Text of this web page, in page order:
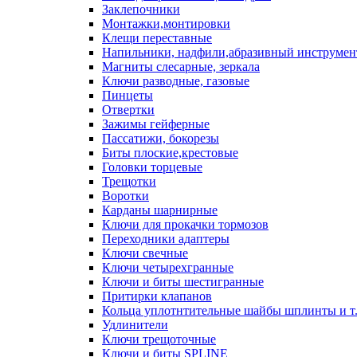
Заклепочники
Монтажки,монтировки
Клещи переставные
Напильники, надфили,абразивный
Магниты слесарные, зеркала
Ключи разводные, газовые
Пинцеты
Отвертки
Зажимы гейферные
Пассатижи, бокорезы
Биты плоские,крестовые
Головки торцевые
Трещотки
Воротки
Карданы шарнирные
Ключи для прокачки тормозов
Переходники адаптеры
Ключи свечные
Ключи четырехгранные
Ключи и биты шестигранные
Притирки клапанов
Кольца уплотнтительные шайбы шплинты и
Удлинители
Ключи трещоточные
Ключи и биты SPLINE